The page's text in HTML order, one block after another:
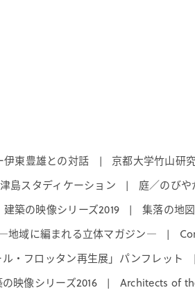
伊東豊雄との対話 | 京都大学竹山研
島スタディケーション | 庭／のび
建築の映像シリーズ2019 | 集落の地
地域に編まれる立体マガジン― |
ル・フロッタン再生展」パンフレット |
映像シリーズ2016 | Architects of